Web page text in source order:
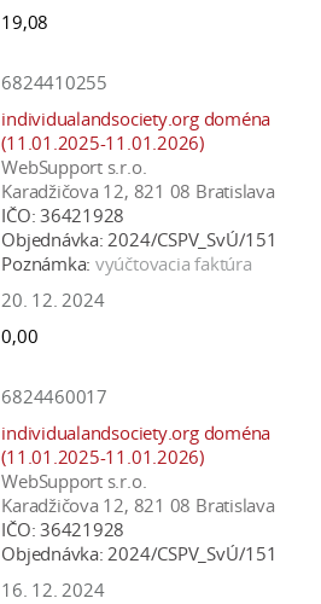
19,08
6824410255
individualandsociety.org doména
(11.01.2025-11.01.2026)
WebSupport s.r.o.
Karadžičova 12, 821 08 Bratislava
IČO: 36421928
Objednávka: 2024/CSPV_SvÚ/151
Poznámka: vyúčtovacia faktúra
20. 12. 2024
0,00
6824460017
individualandsociety.org doména
(11.01.2025-11.01.2026)
WebSupport s.r.o.
Karadžičova 12, 821 08 Bratislava
IČO: 36421928
Objednávka: 2024/CSPV_SvÚ/151
16. 12. 2024